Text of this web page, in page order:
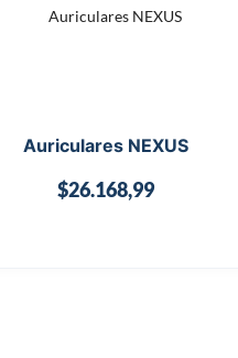
Auriculares NEXUS
$26.168,99